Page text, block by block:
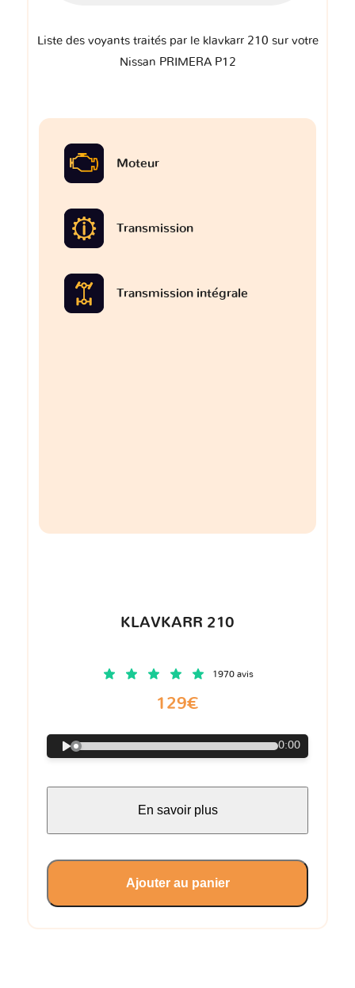
Liste des voyants traités par le klavkarr 210 sur votre
Nissan PRIMERA P12
Moteur
Transmission
Transmission intégrale
KLAVKARR 210
1970 avis
129€
0:00
En savoir plus
Ajouter au panier